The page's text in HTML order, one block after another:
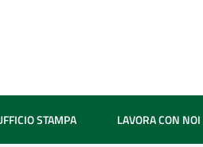
STAMPA LAVORA CON NOI